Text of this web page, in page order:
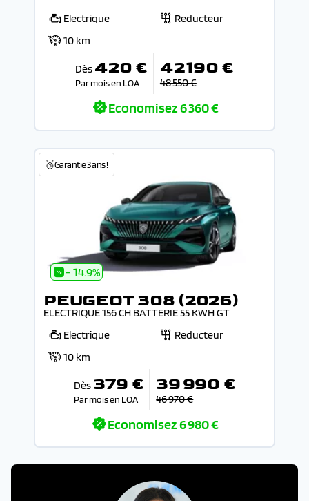
Electrique
Reducteur
10 km
Dès 420 €
Par mois en LOA
42 190 €
48 550 €
Economisez6 360 €
🥉Garantie 3 ans !
- 14.9%
PEUGEOT 308 (2026)
ELECTRIQUE 156 CH BATTERIE 55 KWH GT
Electrique
Reducteur
10 km
Dès 379 €
Par mois en LOA
39 990 €
46 970 €
Economisez6 980 €